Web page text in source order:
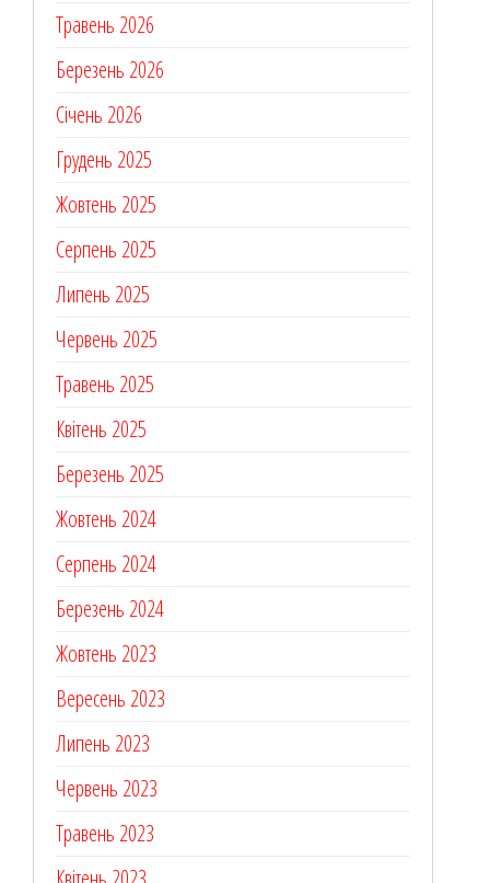
Травень 2026
Березень 2026
Січень 2026
Грудень 2025
Жовтень 2025
Серпень 2025
Липень 2025
Червень 2025
Травень 2025
Квітень 2025
Березень 2025
Жовтень 2024
Серпень 2024
Березень 2024
Жовтень 2023
Вересень 2023
Липень 2023
Червень 2023
Травень 2023